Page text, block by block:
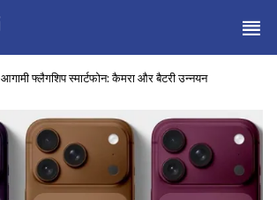
आगामी फ्लैगशिप स्मार्टफोन: कैमरा और बैटरी उन्नयन